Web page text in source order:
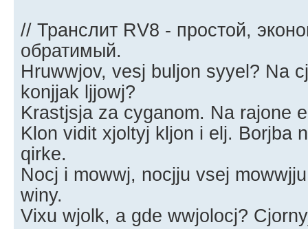
// Транслит RV8 - простой,
обратимый.
Hruwwjov, vesj buljon syyel? Na
konjjak ljjowj?
Krastjsja za cyganom. Na rajone
Klon vidit xjoltyj kljon i elj. Borjba
qirke.
Nocj i mowwj, nocjju vsej
winy.
Vixu wjolk, a gde wwjolocj?